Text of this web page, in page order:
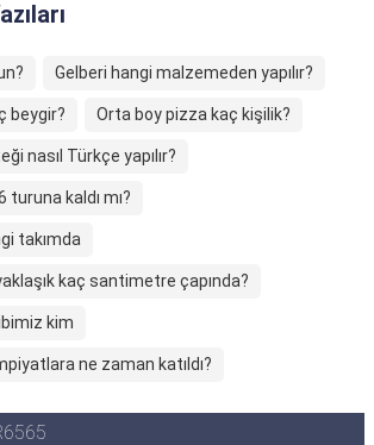
Gelberi hangi malzemeden yapılır?
beygir? Orta boy pizza kaç kişilik?
nasıl Türkçe yapılır?
turuna kaldı mı?
takımda
kaç santimetre çapında?
kim
ne zaman katıldı?